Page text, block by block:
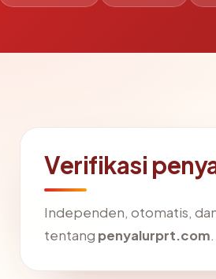
Verifikasi
Independen, otomatis,
tentang penyalurprt.com.